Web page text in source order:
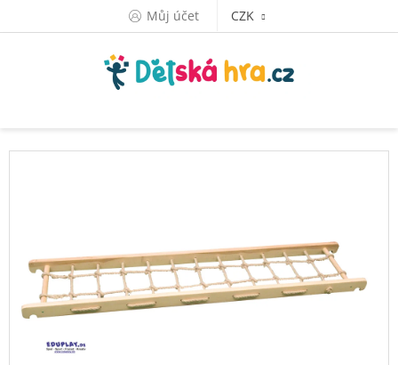
Můj účet CZK